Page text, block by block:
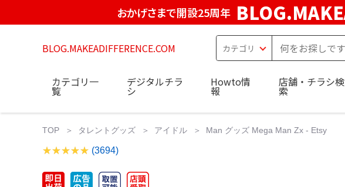
おかげさまで開設25周年
BLOG.MAKEADIFFERENCE.COM
カテゴリ一
覧
デジタルチラ
シ
Howto情
報
店舗・チラシ検
索
TOP タレントグッズ アイドル Man グッズ Mega Man Zx - Etsy
(3694)